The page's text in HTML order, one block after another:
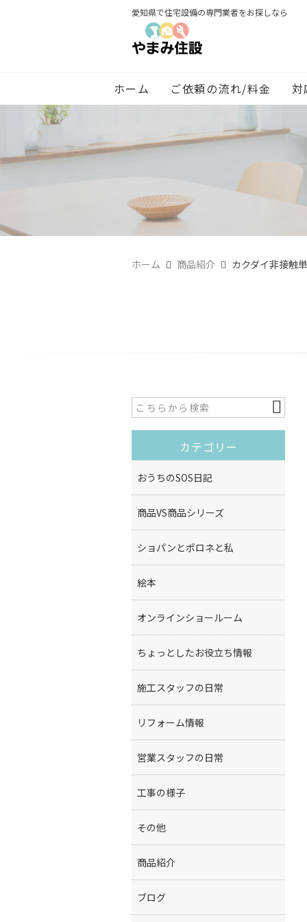
愛知県で住宅設備の専門業者をお探しなら
ホーム ご依頼の流れ/料金 対
ホーム 商品紹介 カクダイ非接触
カテゴリー
おうちのSOS日記
商品VS商品シリーズ
ショパンとポロネと私
絵本
オンラインショールーム
ちょっとしたお役立ち情報
施工スタッフの日常
リフォーム情報
営業スタッフの日常
工事の様子
その他
商品紹介
ブログ